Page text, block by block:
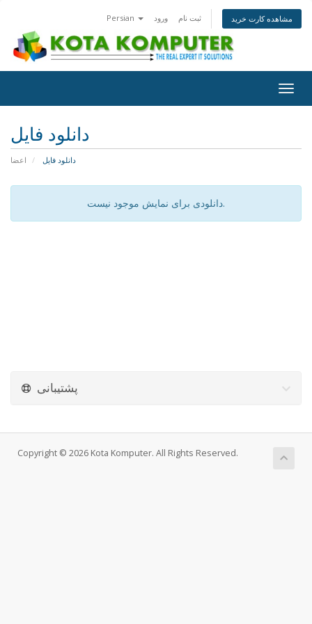
Persian ورود ثبت نام مشاهده کارت خرید
دانلود فایل
اعضا دانلود فایل
دانلودی برای نمایش موجود نیست.
پشتیبانی
Copyright © 2026 Kota Komputer. All Rights Reserved.